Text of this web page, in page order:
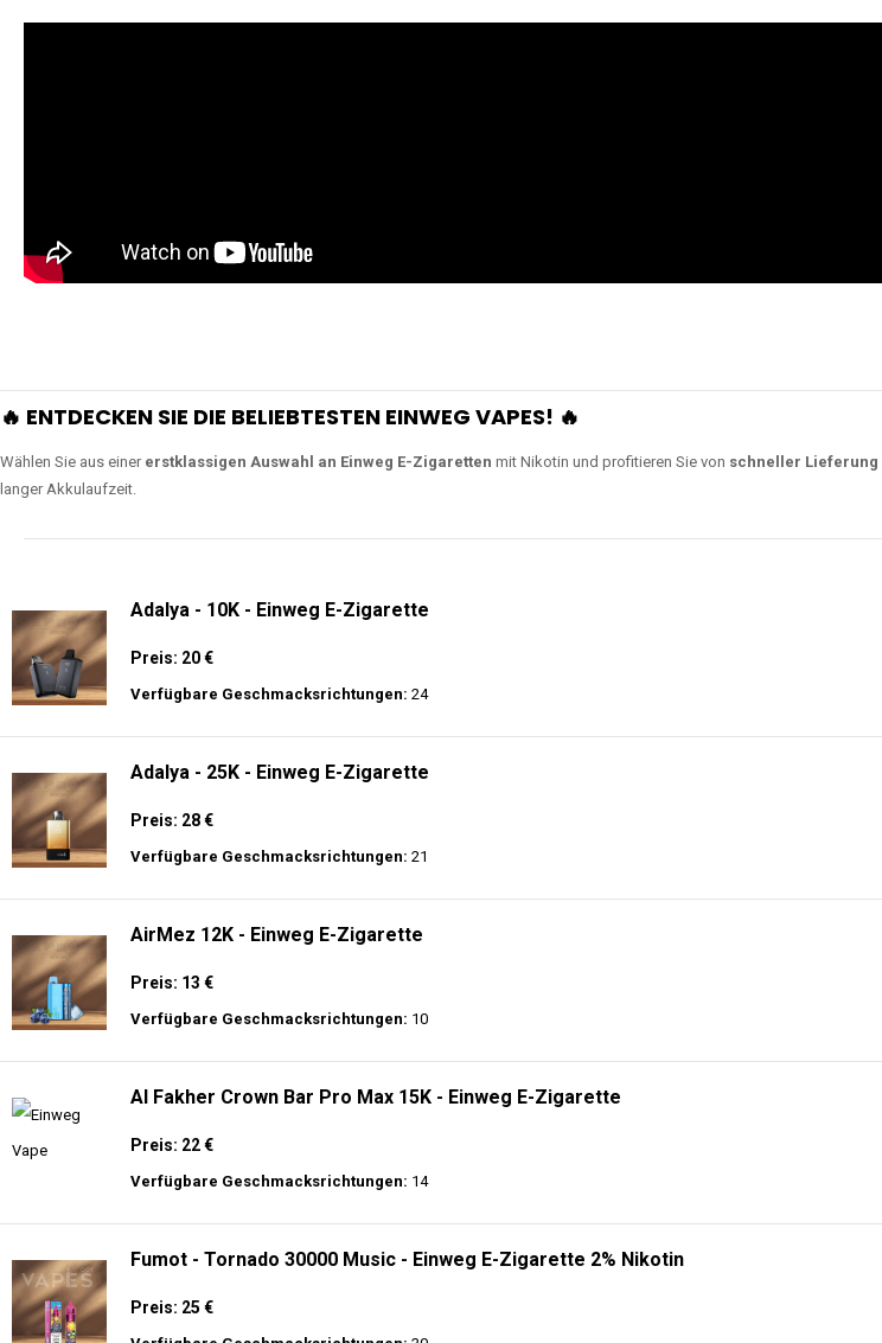
🔥 ENTDECKEN SIE DIE BELIEBTESTEN EINWEG VAPES! 🔥
Wählen Sie aus einer erstklassigen Auswahl an Einweg E-Zigaretten mit Nikotin und profitieren Sie von schneller Lieferung
langer Akkulaufzeit.
Adalya - 10K - Einweg E-Zigarette
Preis: 20 €
Verfügbare Geschmacksrichtungen: 24
Adalya - 25K - Einweg E-Zigarette
Preis: 28 €
Verfügbare Geschmacksrichtungen: 21
AirMez 12K - Einweg E-Zigarette
Preis: 13 €
Verfügbare Geschmacksrichtungen: 10
Al Fakher Crown Bar Pro Max 15K - Einweg E-Zigarette
Preis: 22 €
Verfügbare Geschmacksrichtungen: 14
Fumot - Tornado 30000 Music - Einweg E-Zigarette 2% Nikotin
Preis: 25 €